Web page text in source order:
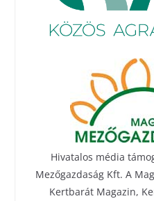
Hivatalos média
Mezőgazdaság Kft. A
Kertbarát Magazin,